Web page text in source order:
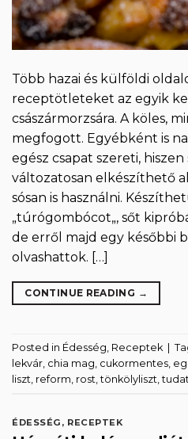
Több hazai és külföldi
receptötleteket az egyik
császármorzsára. A köles,
megfogott. Egyébként is
egész csapat szereti,
változatosan elkészíthető
sósan is használni.
„túrógombócot„, sőt
de erről majd egy későbbi
olvashattok. […]
CONTINUE READING →
Posted in Édesség Receptek |
lekvár chia mag cukormentes
liszt reform rost ,tönkölyliszt ,
ÉDESSÉG , RECEPTEK